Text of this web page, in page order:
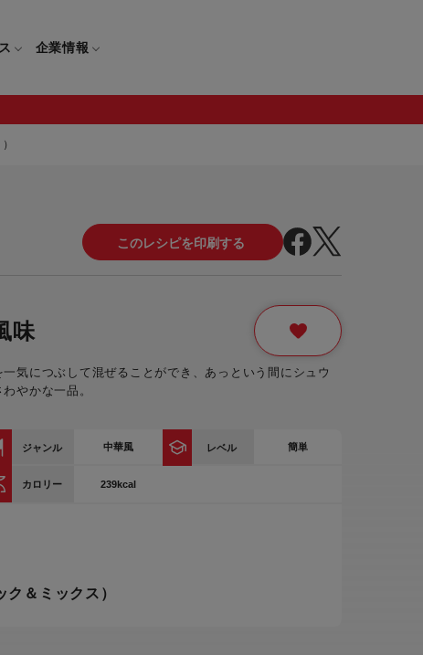
レンダー
ロセッサー
ー
ーナー
ギフト・プレゼント特集
セール対象製品一覧
ピックアップ
キャンペーン・特集
保証について
企業情報
味
気につぶして混ぜることができ、あっという間にシュウ
やかな一品。
ジャンル 中華風 レベル 簡単
カロリー 239kcal
＆ミックス）